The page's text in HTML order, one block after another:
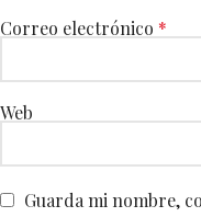
Correo electrónico *
Web
Guarda mi nombre,